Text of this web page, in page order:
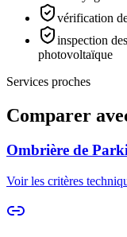
vérification
inspection
photovoltaïque
Services proches
Comparer
Ombrière de
Voir les critères